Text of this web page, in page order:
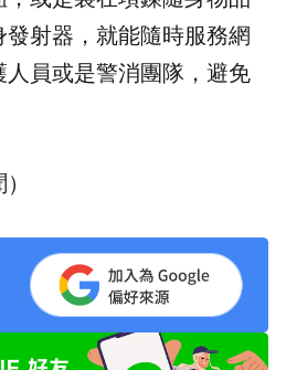
發射器，就能隨時服務網
員或是警消團隊，避免